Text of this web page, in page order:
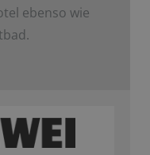
ebenso wie